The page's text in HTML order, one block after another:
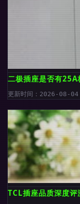
二极插座是否有25A
更新时间：2026-08-
TCL插座品质深度